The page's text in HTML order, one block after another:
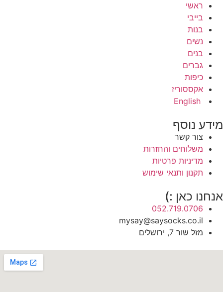
ראשי
בייבי
בנות
נשים
בנים
גברים
כיפות
אקססוריז
English
נוסף
צור קשר
משלוחים והחזרות
מדיניות פרטיות
תקנון ותנאי שימוש
כאן :)
052.719.0706
mysay@saysocks.co.il‏
מזל שור 7, ירושלים